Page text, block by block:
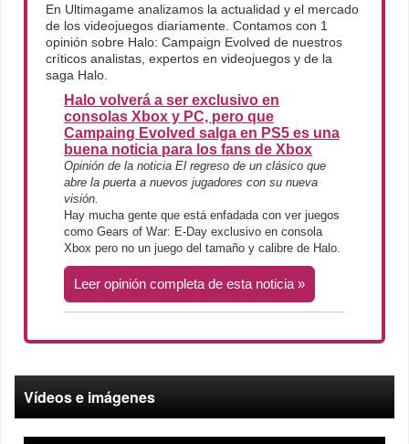
En Ultimagame analizamos la actualidad y el mercado
de los videojuegos diariamente. Contamos con 1
opinión sobre Halo: Campaign Evolved de nuestros
críticos analistas, expertos en videojuegos y de la
saga Halo.
Halo volverá a ser exclusivo en
consolas Xbox y PC, pero que
Campaing Evolved salga en PS5 es una
buena noticia para los fans de Xbox
Opinión de la noticia El regreso de un clásico que
abre la puerta a nuevos jugadores con su nueva
visión.
Hay mucha gente que está enfadada con ver juegos
como Gears of War: E-Day exclusivo en consola
Xbox pero no un juego del tamaño y calibre de Halo.
Leer opinión completa de esta noticia
Vídeos e imágenes